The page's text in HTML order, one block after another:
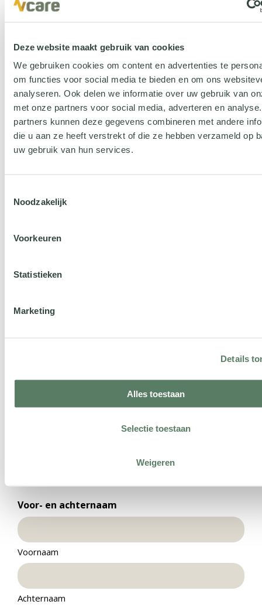
Deze website maakt gebruik van cookies
We gebruiken cookies om content en advertenties te
om functies voor social media te bieden en om ons
analyseren. Ook delen we informatie over uw gebruik van
met onze partners voor social media, adverteren en
partners kunnen deze gegevens combineren met andere
die u aan ze heeft verstrekt of die ze hebben verzameld op
uw gebruik van hun services.
Noodzakelijk
Voorkeuren
Statistieken
Marketing
Details
Alles toestaan
Selectie toestaan
Weigeren
Word ook partner
Probeer het zelf uit
Ontdek zelf het gemak van onze slimme koppelingen en
Voor- en achternaam
Voornaam
Achternaam
demo